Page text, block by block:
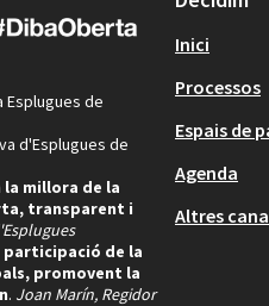
Esplugues de
d'Esplugues de
millora de la
transparent i
de la
promovent la
. Joan Marín, Regidor
Inici
Processos
Espais de
Agenda
Altres